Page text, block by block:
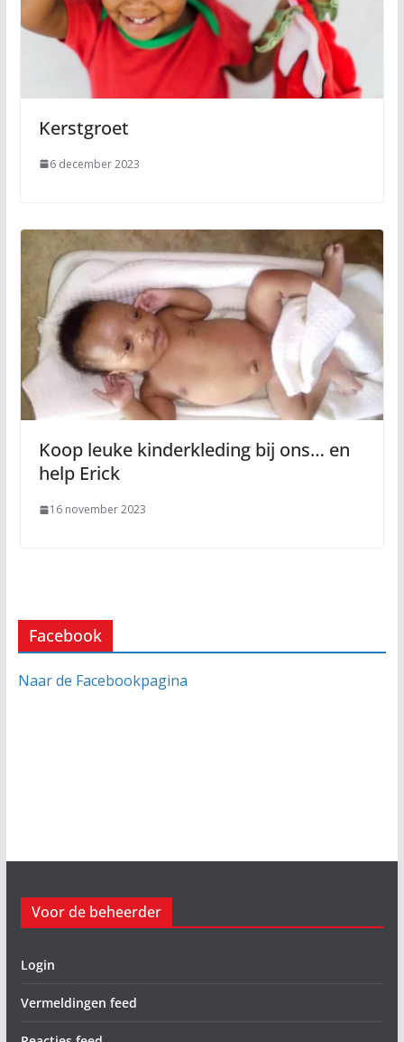
Kerstgroet
6 december 2023
Koop leuke kinderkleding bij ons… en
help Erick
16 november 2023
Facebook
Naar de Facebookpagina
Voor de beheerder
Login
Vermeldingen feed